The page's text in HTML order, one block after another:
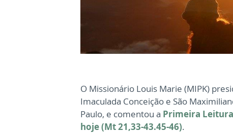
O Missionário Louis Marie (MIPK)
Imaculada Conceição e São
Paulo, e comentou a Primeira Leitura
hoje (Mt 21,33-43.45-46).